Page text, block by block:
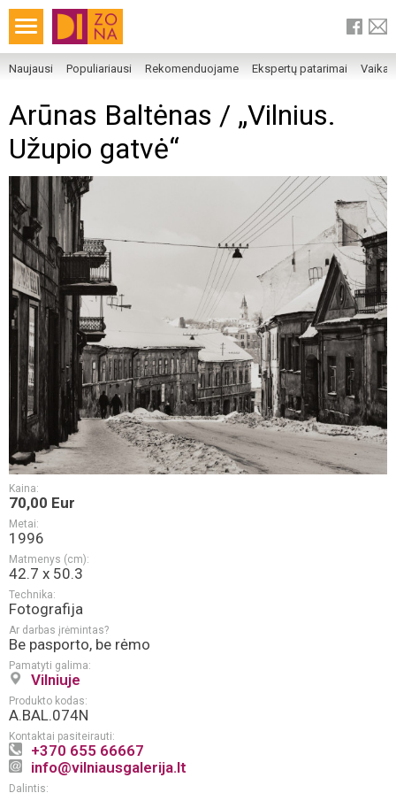
Naujausi Populiariausi Rekomenduojame Ekspertų patarimai
Arūnas Baltėnas / „Vilnius.
Užupio gatvė“
Kaina:
70,00 Eur
Metai:
1996
Matmenys (cm):
42.7 x 50.3
Technika:
Fotografija
Ar darbas įrėmintas?
Be pasporto, be rėmo
Pamatyti galima:
Vilniuje
Produkto kodas:
A.BAL.074N
Kontaktai pasiteirauti:
+370 655 66667
info@vilniausgalerija.lt
Dalintis: